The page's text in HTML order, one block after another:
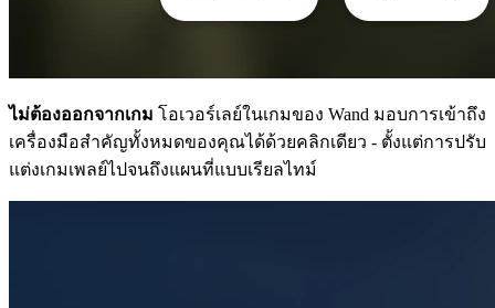
ไม่ต้องออกจากเกม โอเวอร์เลย์ในเกมของ Wand มอบการเข้าถึง
เครื่องมือสำคัญทั้งหมดของคุณได้ด้วยคลิกเดียว - ตั้งแต่การปรับ
แต่งเกมเพลย์ไปจนถึงแผนที่แบบเรียลไทม์